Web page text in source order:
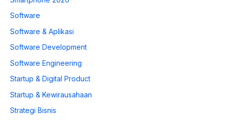
Software
Software & Aplikasi
Software Development
Software Engineering
Startup & Digital Product
Startup & Kewirausahaan
Strategi Bisnis